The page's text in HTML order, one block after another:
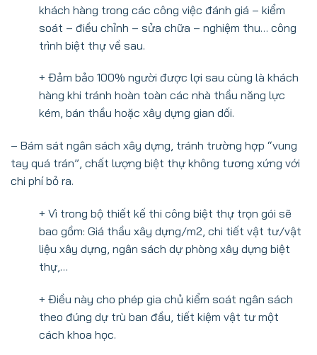
khách hàng trong các công việc đánh giá – kiểm
soát – điều chỉnh – sửa chữa – nghiệm thu… công
trình biệt thự về sau.
+ Đảm bảo 100% người được lợi sau cùng là khách
hàng khi tránh hoàn toàn các nhà thầu năng lực
kém, bán thầu hoặc xây dựng gian dối.
– Bám sát ngân sách xây dựng, tránh trường hợp “vung
tay quá trán”, chất lượng biệt thự không tương xứng với
chi phí bỏ ra.
+ Vì trong bộ thiết kế thi công biệt thự trọn gói sẽ
bao gồm: Giá thầu xây dựng/m2, chi tiết vật tư/vật
liệu xây dựng, ngân sách dự phòng xây dựng biệt
thự,…
+ Điều này cho phép gia chủ kiểm soát ngân sách
theo đúng dự trù ban đầu, tiết kiệm vật tư một
cách khoa học.